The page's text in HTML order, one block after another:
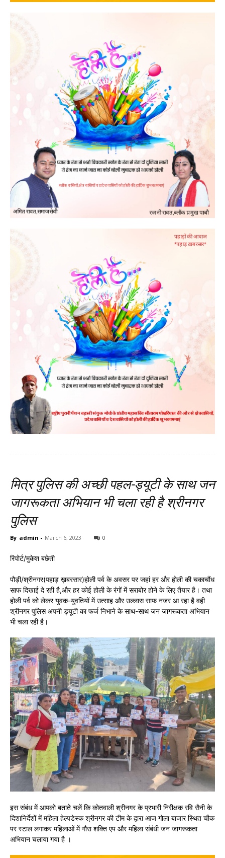
मित्र पुलिस की अच्छी पहल-ड्यूटी के साथ जन
जागरूकता अभियान भी चला रही है श्रीनगर
पुलिस
By admin - March 6, 2023 0
रिपोर्ट/मुकेश बछेती
पौड़ी/श्रीनगर(पहाड़ ख़बरसार)होली पर्व के अवसर पर जहां हर और होली की चकाचौंध
साफ दिखाई दे रही है,और हर कोई होली के रंगों में सराबोर होने के लिए तैयार है। तथा
होली पर्व को लेकर युवक-युवतियों में उत्साह और उल्लास साफ नजर आ रहा है वही
श्रीनगर पुलिस अपनी ड्यूटी का फर्ज निभाने के साथ-साथ जन जागरूकता अभियान
भी चला रही है।
इस संबंध में आपको बताते चलें कि कोतवाली श्रीनगर के प्रभारी निरीक्षक रवि सैनी के
दिशानिर्देशों में महिला हेल्पडेस्क श्रीनगर की टीम के द्वारा आज गोला बाजार स्थित चौक
पर स्टाल लगाकर महिलाओं में गौरा शक्ति एप और महिला संबंधी जन जागरूकता
अभियान चलाया गया है ।